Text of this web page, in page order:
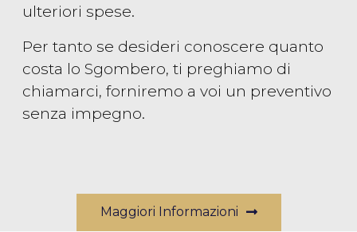
ulteriori spese.
Per tanto se desideri conoscere quanto
costa lo Sgombero, ti preghiamo di
chiamarci, forniremo a voi un preventivo
senza impegno.
Maggiori Informazioni